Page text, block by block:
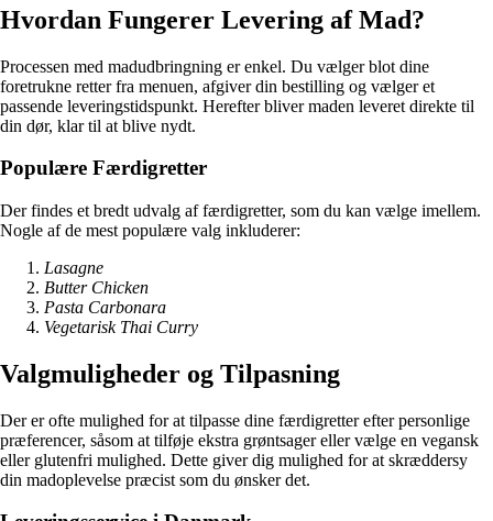
Hvordan Fungerer Levering af Mad?
Processen med madudbringning er enkel. Du vælger blot dine
foretrukne retter fra menuen, afgiver din bestilling og vælger et
passende leveringstidspunkt. Herefter bliver maden leveret direkte til
din dør, klar til at blive nydt.
Populære Færdigretter
Der findes et bredt udvalg af færdigretter, som du kan vælge imellem.
Nogle af de mest populære valg inkluderer:
Lasagne
Butter Chicken
Pasta Carbonara
Vegetarisk Thai Curry
Valgmuligheder og Tilpasning
Der er ofte mulighed for at tilpasse dine færdigretter efter personlige
præferencer, såsom at tilføje ekstra grøntsager eller vælge en vegansk
eller glutenfri mulighed. Dette giver dig mulighed for at skræddersy
din madoplevelse præcist som du ønsker det.